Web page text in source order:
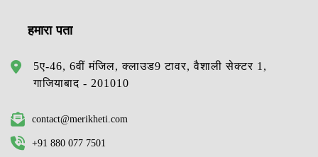
हमारा पता
5ए-46, 6वीं मंजिल, क्लाउड9 टावर, वैशाली सेक्टर 1,
गाजियाबाद - 201010
contact@merikheti.com
+91 880 077 7501